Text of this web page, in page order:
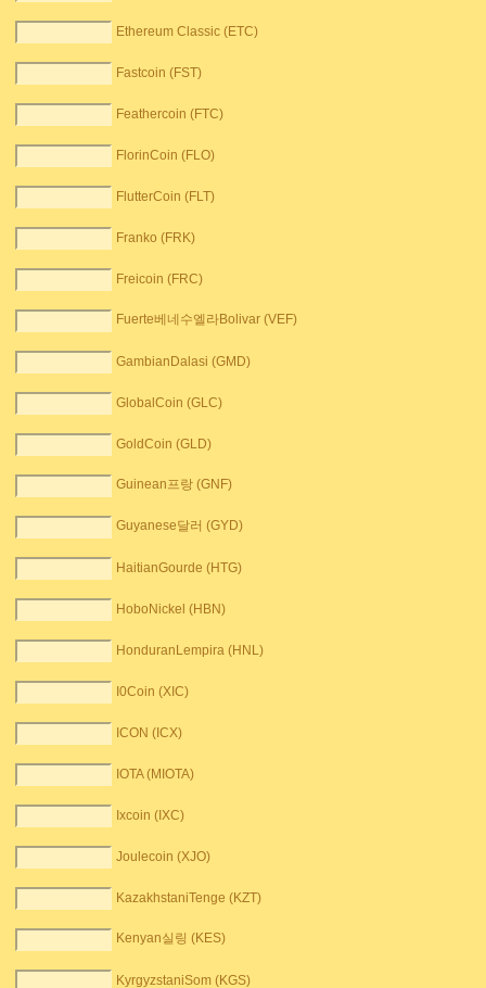
Ethereum Classic (ETC)
Fastcoin (FST)
Feathercoin (FTC)
FlorinCoin (FLO)
FlutterCoin (FLT)
Franko (FRK)
Freicoin (FRC)
Fuerte베네수엘라Bolivar (VEF)
GambianDalasi (GMD)
GlobalCoin (GLC)
GoldCoin (GLD)
Guinean프랑 (GNF)
Guyanese달러 (GYD)
HaitianGourde (HTG)
HoboNickel (HBN)
HonduranLempira (HNL)
I0Coin (XIC)
ICON (ICX)
IOTA (MIOTA)
Ixcoin (IXC)
Joulecoin (XJO)
KazakhstaniTenge (KZT)
Kenyan실링 (KES)
KyrgyzstaniSom (KGS)